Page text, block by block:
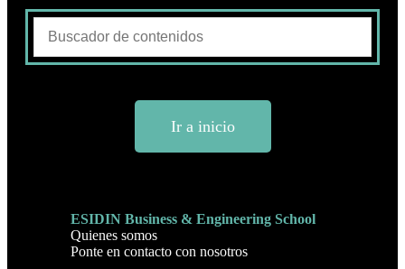
Ir a inicio
ESIDIN Business & Engineering School
Quienes somos
Ponte en contacto con nosotros